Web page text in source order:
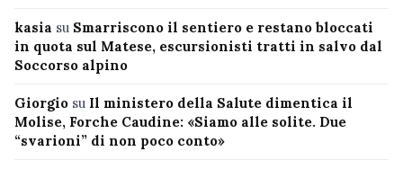
kasia su Smarriscono il sentiero e restano bloccati
in quota sul Matese, escursionisti tratti in salvo dal
Soccorso alpino
Giorgio su Il ministero della Salute dimentica il
Molise, Forche Caudine: «Siamo alle solite. Due
“svarioni” di non poco conto»